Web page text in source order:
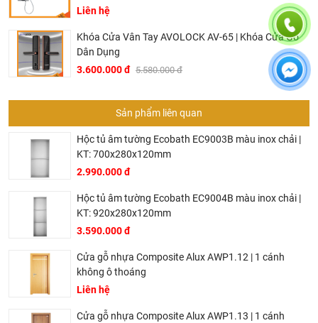
Liên hệ
Khóa Cửa Vân Tay AVOLOCK AV-65 | Khóa Cửa Gỗ
Dân Dụng
3.600.000 đ 5.580.000 đ
Sản phẩm liên quan
Hộc tủ âm tường Ecobath EC9003B màu inox chải |
KT: 700x280x120mm
2.990.000 đ
Hộc tủ âm tường Ecobath EC9004B màu inox chải |
KT: 920x280x120mm
3.590.000 đ
Cửa gỗ nhựa Composite Alux AWP1.12 | 1 cánh
không ô thoáng
Liên hệ
Cửa gỗ nhựa Composite Alux AWP1.13 | 1 cánh